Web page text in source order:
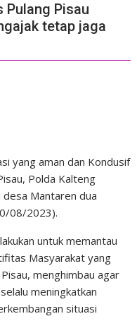
Pulang Pisau
tetap jaga
yang aman dan Kondusif
Polda Kalteng
desa Mantaren dua
08/2023).
untuk memantau
Masyarakat yang
menghimbau agar
meningkatkan
situasi